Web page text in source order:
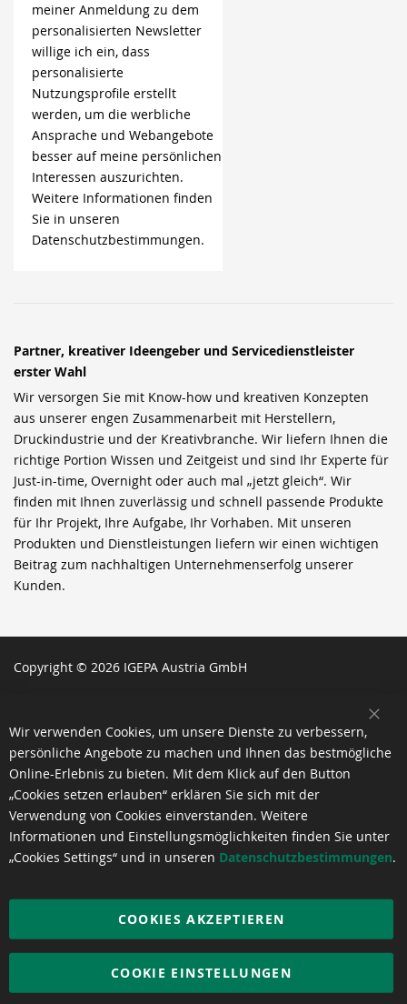
meiner Anmeldung zu dem
personalisierten Newsletter
willige ich ein, dass
personalisierte
Nutzungsprofile erstellt
werden, um die werbliche
Ansprache und Webangebote
besser auf meine persönlichen
Interessen auszurichten.
Weitere Informationen finden
Sie in unseren
Datenschutzbestimmungen.
Partner, kreativer Ideengeber und Servicedienstleister
erster Wahl
Wir versorgen Sie mit Know-how und kreativen Konzepten
aus unserer engen Zusammenarbeit mit Herstellern,
Druckindustrie und der Kreativbranche. Wir liefern Ihnen die
richtige Portion Wissen und Zeitgeist und sind Ihr Experte für
Just-in-time, Overnight oder auch mal „jetzt gleich“. Wir
finden mit Ihnen zuverlässig und schnell passende Produkte
für Ihr Projekt, Ihre Aufgabe, Ihr Vorhaben. Mit unseren
Produkten und Dienstleistungen liefern wir einen wichtigen
Beitrag zum nachhaltigen Unternehmenserfolg unserer
Kunden.
Copyright © 2026 IGEPA Austria GmbH
Wir verwenden Cookies, um unsere Dienste zu verbessern,
persönliche Angebote zu machen und Ihnen das bestmögliche
Online-Erlebnis zu bieten. Mit dem Klick auf den Button
„Cookies setzen erlauben“ erklären Sie sich mit der
Verwendung von Cookies einverstanden. Weitere
Informationen und Einstellungsmöglichkeiten finden Sie unter
„Cookies Settings“ und in unseren Datenschutzbestimmungen.
COOKIES AKZEPTIEREN
COOKIE EINSTELLUNGEN